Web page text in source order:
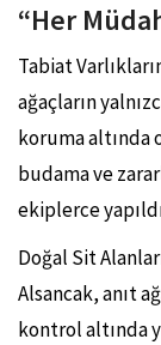
“Her
Tabiat
ağaçların
koruma
budama ve
ekiplerce
Doğal Sit
Alsancak, anıt
kontrol altında